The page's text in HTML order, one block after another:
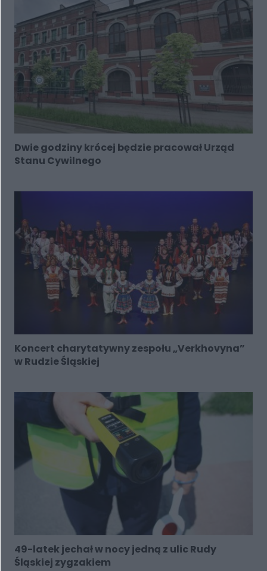
Dwie godziny krócej będzie pracował Urząd
Stanu Cywilnego
Koncert charytatywny zespołu „Verkhovyna”
w Rudzie Śląskiej
49-latek jechał w nocy jedną z ulic Rudy
Śląskiej zygzakiem